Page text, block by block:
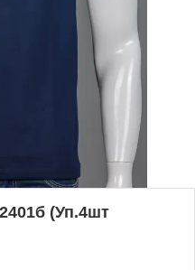
(Уп.4шт